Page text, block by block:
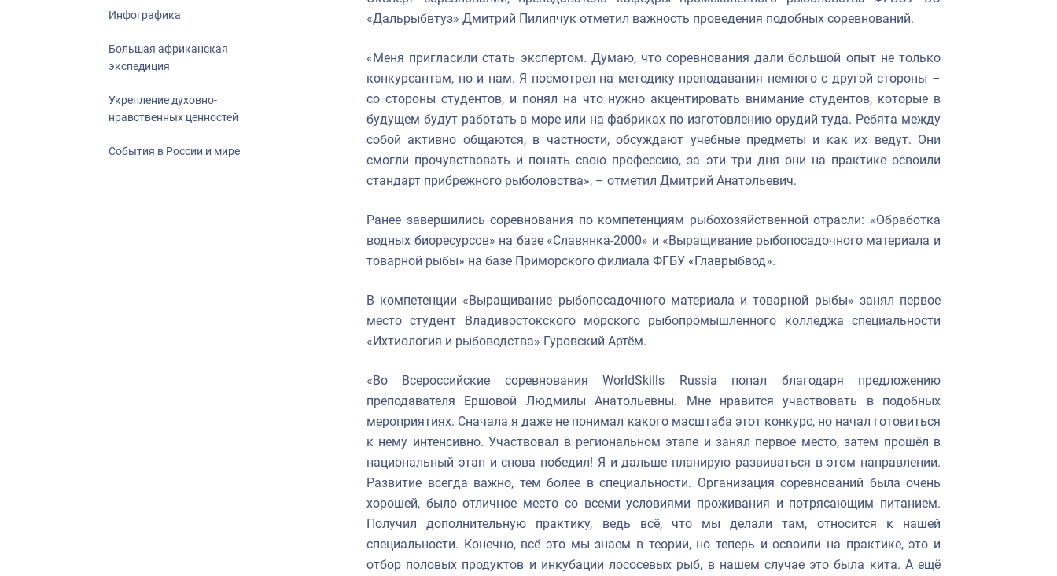
Инфографика
Большая африканская
экспедиция
Укрепление духовно-
нравственных ценностей
События в России и мире
«Дальрыбвтуз» Дмитрий Пилипчук отметил важность проведения подобных соревнований.
«Меня пригласили стать экспертом. Думаю, что соревнования дали большой опыт не только
конкурсантам, но и нам. Я посмотрел на методику преподавания немного с другой стороны –
со стороны студентов, и понял на что нужно акцентировать внимание студентов, которые в
будущем будут работать в море или на фабриках по изготовлению орудий туда. Ребята между
собой активно общаются, в частности, обсуждают учебные предметы и как их ведут. Они
смогли прочувствовать и понять свою профессию, за эти три дня они на практике освоили
стандарт прибрежного рыболовства», – отметил Дмитрий Анатольевич.
Ранее завершились соревнования по компетенциям рыбохозяйственной отрасли: «Обработка
водных биоресурсов» на базе «Славянка-2000» и «Выращивание рыбопосадочного материала и
товарной рыбы» на базе Приморского филиала ФГБУ «Главрыбвод».
В компетенции «Выращивание рыбопосадочного материала и товарной рыбы» занял первое
место студент Владивостокского морского рыбопромышленного колледжа специальности
«Ихтиология и рыбоводства» Гуровский Артём.
«Во Всероссийские соревнования WorldSkills Russia попал благодаря предложению
преподавателя Ершовой Людмилы Анатольевны. Мне нравится участвовать в подобных
мероприятиях. Сначала я даже не понимал какого масштаба этот конкурс, но начал готовиться
к нему интенсивно. Участвовал в региональном этапе и занял первое место, затем прошёл в
национальный этап и снова победил! Я и дальше планирую развиваться в этом направлении.
Развитие всегда важно, тем более в специальности. Организация соревнований была очень
хорошей, было отличное место со всеми условиями проживания и потрясающим питанием.
Получил дополнительную практику, ведь всё, что мы делали там, относится к нашей
специальности. Конечно, всё это мы знаем в теории, но теперь и освоили на практике, это и
отбор половых продуктов и инкубации лососевых рыб, в нашем случае это была кита. А ещё